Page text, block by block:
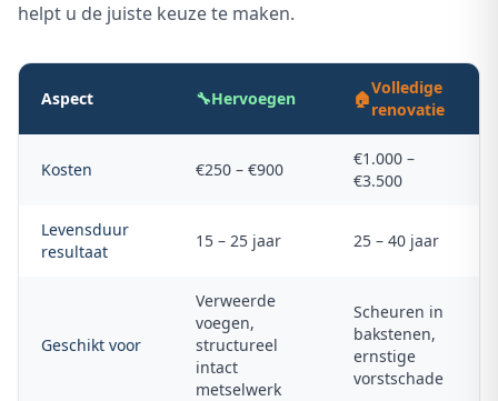
helpt u de juiste keuze te maken.
Aspect 🔧Hervoegen 🏠
Volledige
renovatie
Kosten €250 – €900
€1.000 –
€3.500
Levensduur
resultaat
15 – 25 jaar 25 – 40 jaar
Geschikt voor
Verweerde
voegen,
structureel
intact
metselwerk
Scheuren in
bakstenen,
ernstige
vorstschade